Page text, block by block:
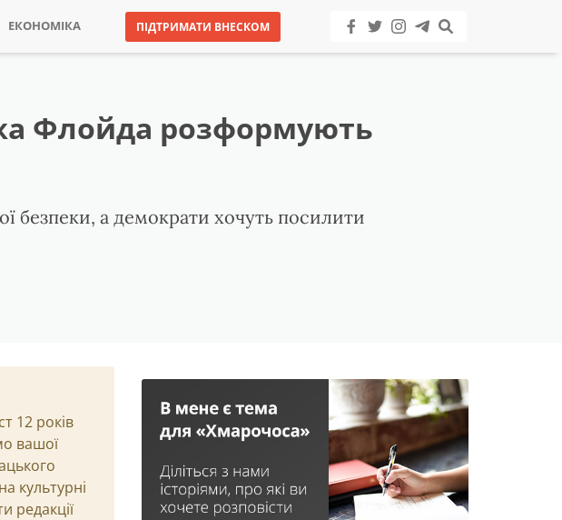
ЕКОНОМІКА ПІДТРИМАТИ ВНЕСКОМ
Флойда розформують
безпеки, а демократи хочуть посилити
12 років
вашої
культурні
редакції